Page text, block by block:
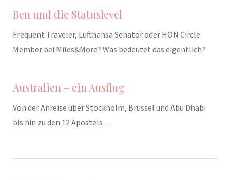
Ben und die Statuslevel
Frequent Traveler, Lufthansa Senator oder HON Circle
Member bei Miles&More? Was bedeutet das eigentlich?
Australien – ein Ausflug
Von der Anreise über Stockholm, Brüssel und Abu Dhabi
bis hin zu den 12 Apostels…